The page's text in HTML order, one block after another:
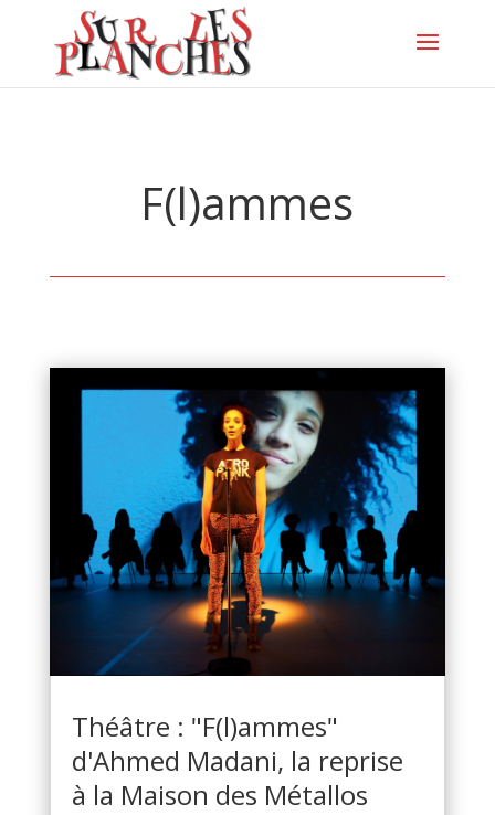
F(l)ammes
Théâtre : "F(l)ammes"
d'Ahmed Madani, la reprise
à la Maison des Métallos